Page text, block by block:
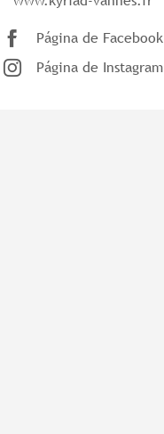
Página de Facebook
Página de Instagram